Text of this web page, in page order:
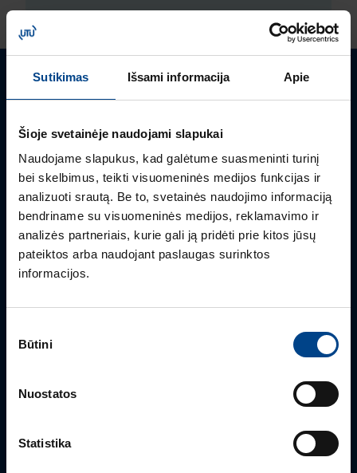
Sutikimas Išsami informacija Apie
Šioje svetainėje naudojami slapukai
Naudojame slapukus, kad galėtume suasmeninti turinį
bei skelbimus, teikti visuomeninės medijos funkcijas ir
analizuoti srautą. Be to, svetainės naudojimo informaciją
bendriname su visuomeninės medijos, reklamavimo ir
analizės partneriais, kurie gali ją pridėti prie kitos jūsų
pateiktos arba naudojant paslaugas surinktos
informacijos.
pasirinkimas
Būtini
Nuostatos
Statistika
Mielai atsakysime į Jums aktualius klausimus.
+370 5 2742827
Vardas*